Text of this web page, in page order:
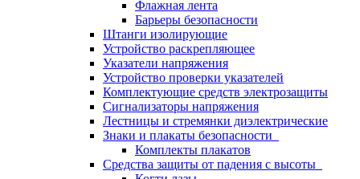
Флажная лента
Барьеры безопасности
Штанги изолирующие
Устройство раскрепляющее
Указатели напряжения
Устройство проверки указателей
Комплектующие средств электрозащиты
Сигнализаторы напряжения
Лестницы и стремянки диэлектрические
Знаки и плакаты безопасности
Комплекты плакатов
Средства защиты от падения с высоты